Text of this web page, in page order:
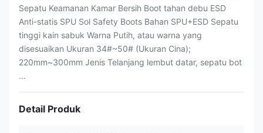
Sepatu Keamanan Kamar Bersih Boot tahan debu ESD
Anti-statis SPU Sol Safety Boots Bahan SPU+ESD Sepatu
tinggi kain sabuk Warna Putih, atau warna yang
disesuaikan Ukuran 34#~50# (Ukuran Cina);
220mm~300mm Jenis Telanjang lembut datar, sepatu bot
...
Detail Produk